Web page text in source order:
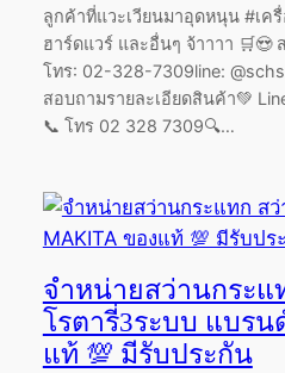
ลูกค้าที่แวะเวียนมาอุดหนุน #เค
ฮาร์ดแวร์ และอื่นๆ จ้าาาา 🛒😍
โทร: 02-328-7309line:
สอบถามรายละเอียดสินค้า💚
📞 โทร 02 328 7309🔍…
จำหน่ายสว่านกระแ
โรตารี่3ระบบ แบรน
แท้ 💯 มีรับประกัน